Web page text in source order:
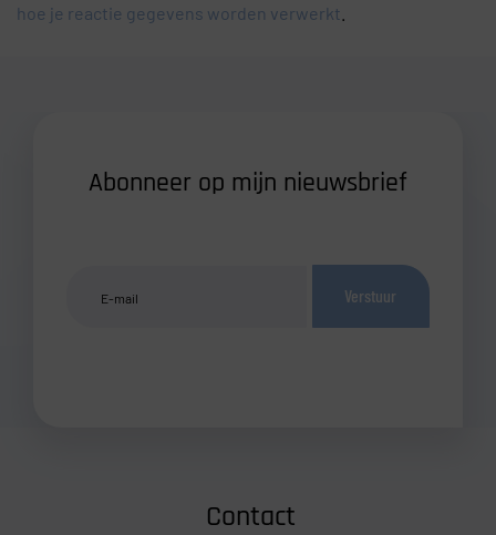
hoe je reactie gegevens worden verwerkt
Abonneer op mijn nieuwsbrief
Verstuur
Contact